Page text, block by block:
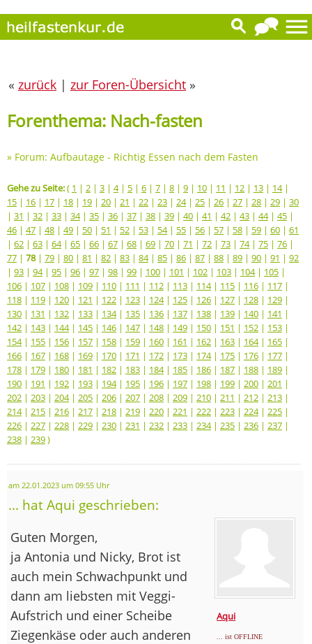
« zurück | zur Foren-Übersicht »
Forenthema: Nach-fasten
» Forum: Aufbautage - Richtig Essen nach dem Fasten
Gehe zu Seite:( 1 | 2 | 3 | 4| 5 | 6 | 7 | 8 | 9 | 10 | 11 | 12 | 13 | 14|
15 | 16 | 17 | 18 | 19 | 20 | 21 | 22 | 23 | 24| 25 | 26 | 27 | 28 | 29 | 30
| 31 | 32 | 33 | 34| 35 | 36 | 37 | 38 | 39 | 40 | 41 | 42 | 43 | 44| 45 |
46 | 47 | 48 | 49 | 50 | 51 | 52 | 53 | 54| 55 | 56 | 57 | 58 | 59 | 60 | 61
| 62 | 63 | 64| 65 | 66 | 67 | 68 | 69 | 70 | 71 | 72 | 73 | 74| 75 | 76 |
77 | 78| 79 | 80 | 81 | 82 | 83 | 84| 85 | 86 | 87 | 88 | 89 | 90 | 91 | 92
| 93 | 94| 95 | 96 | 97 | 98 | 99 | 100 | 101 | 102 | 103 | 104| 105 |
106 | 107 | 108 | 109 | 110 | 111 | 112 | 113 | 114| 115 | 116 | 117 |
118 | 119 | 120 | 121 | 122 | 123 | 124| 125 | 126 | 127 | 128 | 129 |
130 | 131 | 132 | 133 | 134| 135 | 136 | 137 | 138 | 139 | 140 | 141 |
142 | 143 | 144| 145 | 146 | 147 | 148 | 149 | 150 | 151 | 152 | 153 |
154| 155 | 156 | 157 | 158 | 159 | 160 | 161 | 162 | 163 | 164| 165 |
166 | 167 | 168 | 169 | 170 | 171 | 172 | 173 | 174| 175 | 176 | 177 |
178 | 179 | 180 | 181 | 182 | 183 | 184| 185 | 186 | 187 | 188 | 189 |
190 | 191 | 192 | 193 | 194| 195 | 196 | 197 | 198 | 199 | 200 | 201 |
202 | 203 | 204| 205 | 206 | 207 | 208 | 209 | 210 | 211 | 212 | 213 |
214| 215 | 216 | 217 | 218 | 219 | 220 | 221 | 222 | 223 | 224| 225 |
226 | 227 | 228 | 229 | 230 | 231 | 232 | 233 | 234| 235 | 236 | 237 |
238 | 239)
am 22.01.2023 um 09:55 Uhr
... hat Aqui geschrieben:
Aqui
... ist OFFLINE
Guten Morgen,
ja Antonia und Nicky, Brot ist
auch mein Schwachpunkt und
dann am liebsten mit Veggi-
Aufstrich und einer Scheibe
Ziegenkäse oder auch anderen